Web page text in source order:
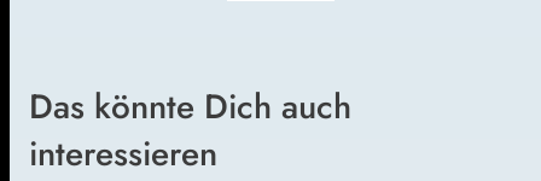
Das könnte Dich auch
interessieren